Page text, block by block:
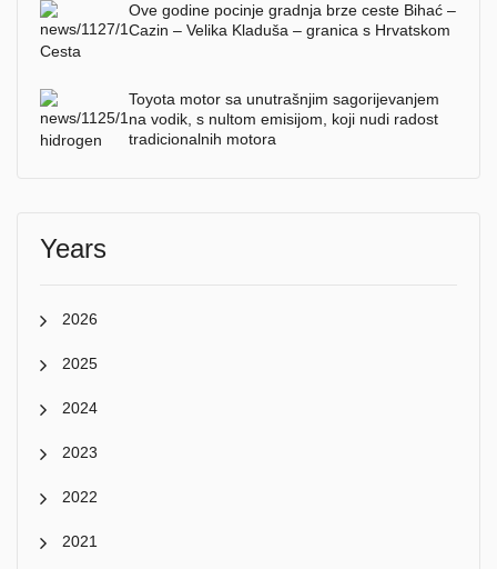
Ove godine pocinje gradnja brze ceste Bihać –
Cazin – Velika Kladuša – granica s Hrvatskom
Toyota motor sa unutrašnjim sagorijevanjem
na vodik, s nultom emisijom, koji nudi radost
tradicionalnih motora
Years
2026
2025
2024
2023
2022
2021